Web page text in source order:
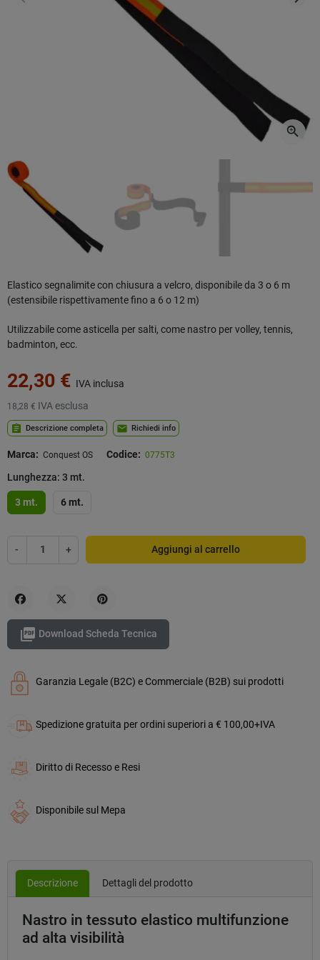
Precedente
zoom_in
Elastico segnalimite con chiusura a velcro, disponibile da 3 o 6 m
(estensibile rispettivamente fino a 6 o 12 m)
Utilizzabile come asticella per salti, come nastro per volley, tennis,
badminton, ecc.
22,30 € IVA inclusa
18,28 € IVA esclusa
assignment Descrizione completa mail Richiedi info
Marca: Conquest OS Codice: 0775T3
Lunghezza: 3 mt.
3 mt. 6 mt.
- + Aggiungi al carrello
 Download Scheda Tecnica
Garanzia Legale (B2C) e Commerciale (B2B) sui prodotti
Spedizione gratuita per ordini superiori a € 100,00+IVA
Diritto di Recesso e Resi
Disponibile sul Mepa
Descrizione Dettagli del prodotto
Nastro in tessuto elastico multifunzione
ad alta visibilità